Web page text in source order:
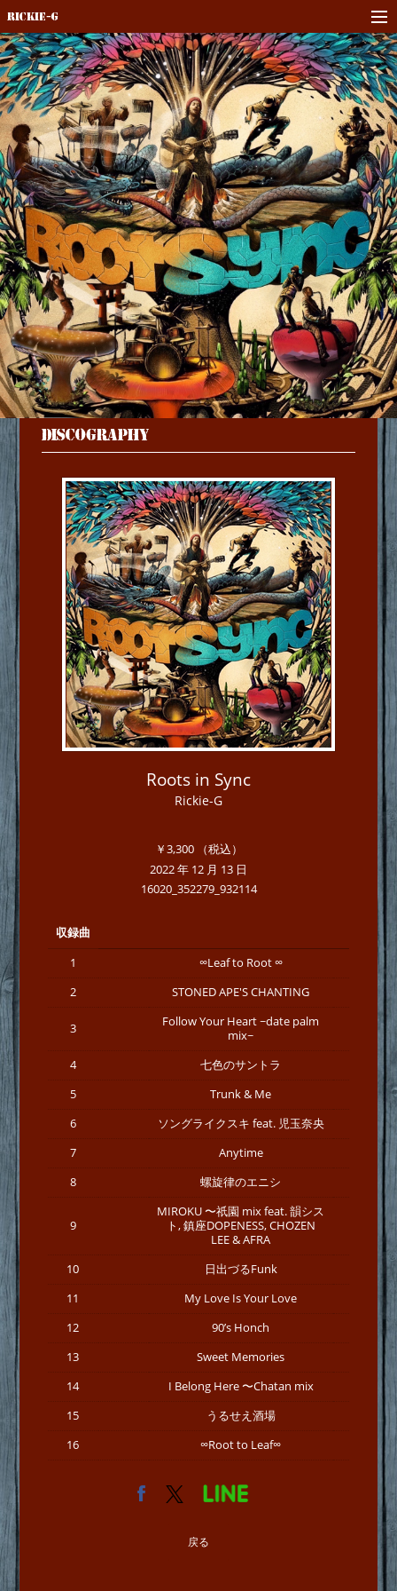
Rickie-G
DISCOGRAPHY
Roots in Sync
Rickie-G
￥3,300
（税込）
2022 年 12 月 13 日
16020_352279_932114
収録曲
1
∞Leaf to Root ∞
2
STONED APE'S CHANTING
3
Follow Your Heart ~date palm
mix~
4
七色のサントラ
5
Trunk & Me
6
ソングライクスキ feat. 児玉奈央
7
Anytime
8
螺旋律のエニシ
9
MIROKU 〜祇園 mix feat. 韻シス
ト, 鎮座DOPENESS, CHOZEN
LEE & AFRA
10
日出づるFunk
11
My Love Is Your Love
12
90’s Honch
13
Sweet Memories
14
I Belong Here 〜Chatan mix
15
うるせえ酒場
16
∞Root to Leaf∞
戻る